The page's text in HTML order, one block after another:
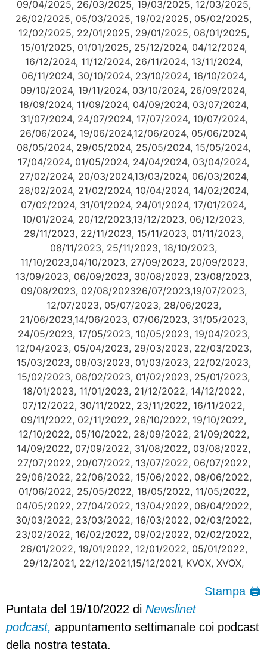
Stampa 🖨
Puntata del 19/10/2022 di Newslinet
podcast, appuntamento settimanale coi podcast
della nostra testata.